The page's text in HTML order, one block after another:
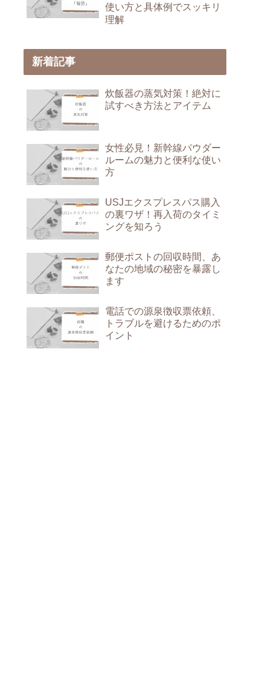
使い方と具体例でスッキリ
理解
新着記事
炊飯器の蒸気対策！絶対に
試すべき方法とアイテム
女性必見！新幹線パウダー
ルームの魅力と便利な使い
方
USJエクスプレスパス購入
の裏ワザ！再入荷のタイミ
ングを知ろう
郵便ポストの回収時間、あ
なたの地域の秘密を暴露し
ます
電話での源泉徴収票依頼、
トラブルを避けるためのポ
イント